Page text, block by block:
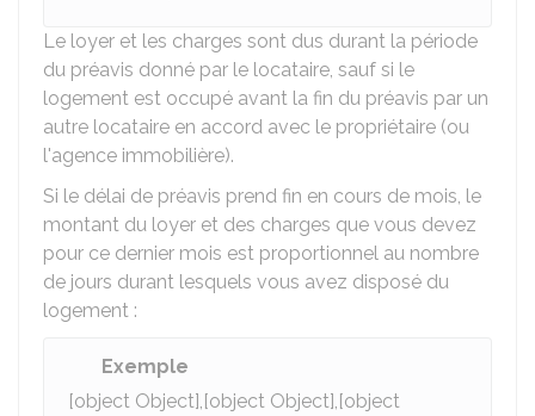
Le loyer et les charges sont dus durant la période
du préavis donné par le locataire, sauf si le
logement est occupé avant la fin du préavis par un
autre locataire en accord avec le propriétaire (ou
l'agence immobilière).
Si le délai de préavis prend fin en cours de mois, le
montant du loyer et des charges que vous devez
pour ce dernier mois est proportionnel au nombre
de jours durant lesquels vous avez disposé du
logement :
Exemple
[object Object],[object Object],[object